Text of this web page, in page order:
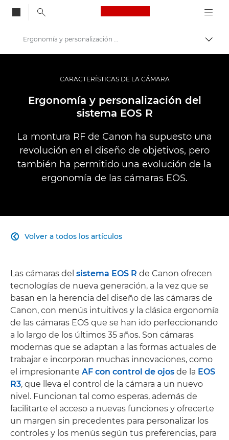
Canon Logo, back
Fotografías y vídeos profesionales
Infobank: El punto de referencia de información sobre fotografía
Ergonomía y personalización del sistema EOS R
CARACTERÍSTICAS DE LA CÁMARA
Ergonomía y personalización del
sistema EOS R
La montura RF de Canon ha supuesto una
revolución en el diseño de objetivos, pero
también ha permitido una evolución de la
ergonomía de las cámaras EOS.
Volver a todos los artículos

Las cámaras del sistema EOS R de Canon ofrecen
tecnologías de nueva generación, a la vez que se
basan en la herencia del diseño de las cámaras de
Canon, con menús intuitivos y la clásica ergonomía
de las cámaras EOS que se han ido perfeccionando
a lo largo de los últimos 35 años. Son cámaras
modernas que se adaptan a las formas actuales de
trabajar e incorporan muchas innovaciones, como
el impresionante AF con control de ojos de la EOS
R3, que lleva el control de la cámara a un nuevo
nivel. Funcionan tal como esperas, además de
facilitarte el acceso a nuevas funciones y ofrecerte
un margen sin precedentes para personalizar los
controles y los menús según tus preferencias, para